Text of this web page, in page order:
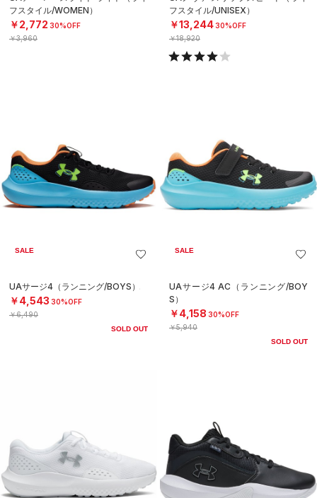
フスタイル/WOMEN）
￥2,772 30%OFF
￥3,960
フスタイル/UNISEX）
￥13,24430%OFF
￥18,920
SALE
UAサージ4（ランニング/BOYS）
￥4,543 30%OFF
￥6,490
SOLD OUT
SALE
UAサージ4 AC（ランニング/BOY
S）
￥4,158 30%OFF
￥5,940
SOLD OUT